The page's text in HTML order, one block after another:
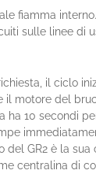
fiamma interno.
sulle linee di
il ciclo
il motore del
10 secondi
GR2 è la sua
centralina di